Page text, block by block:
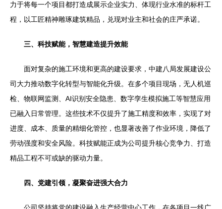
力于将每一个项目都打造成展示企业实力、体现行业水准的标杆工
程，以工匠精神雕琢建筑精品，兑现对业主和社会的庄严承诺。
三、科技赋能，智慧建造提升效能
面对复杂的施工环境和更高的建设要求，中建八局发展建设公
司大力推动数字化转型与智能化升级。在多个项目现场，无人机巡
检、物联网监测、AI识别安全隐患、数字孪生模拟施工等智慧应用
已融入日常管理。这些技术不仅提升了施工精度和效率，实现了对
进度、成本、质量的精细化管控，也显著改善了作业环境，降低了
劳动强度和安全风险。科技赋能正成为公司提升核心竞争力、打造
精品工程不可或缺的驱动力量。
四、党建引领，凝聚奋进强大合力